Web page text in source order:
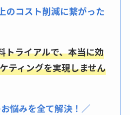
のコスト削減に繋がった
トライアルで、本当に効
ティングを実現しません
悩みを全て解決！／